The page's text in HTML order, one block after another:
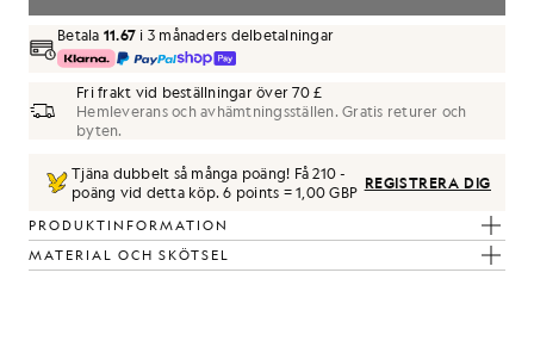
Betala 11.67 i 3 månaders delbetalningar
Fri frakt vid beställningar över 70 £
Hemleverans och avhämtningsställen. Gratis returer och
byten.
Tjäna dubbelt så många poäng! Få210-
poäng vid detta köp.6 points = 1,00 GBP REGISTRERA DIG
PRODUKTINFORMATION
MATERIAL OCH SKÖTSEL